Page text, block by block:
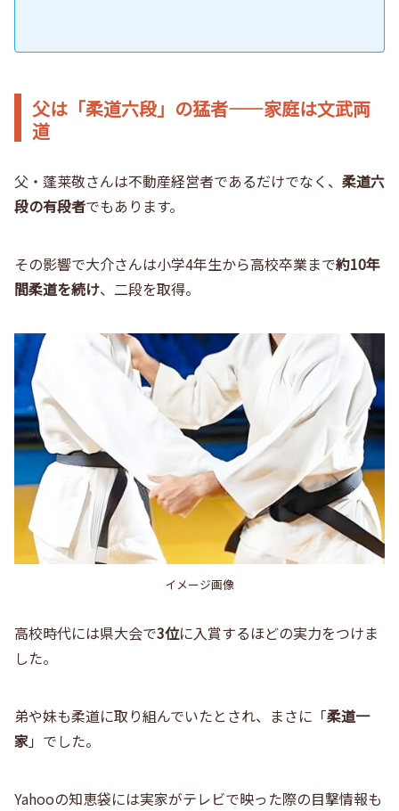
父は「柔道六段」の猛者――家庭は文武両
道
父・蓬莱敬さんは不動産経営者であるだけでなく、 柔道六
段の有段者でもあります。
その影響で大介さんは小学4年生から高校卒業まで約10年
間柔道を続け、二段を取得。
イメージ画像
高校時代には県大会で3位に入賞するほどの実力をつけま
した。
弟や妹も柔道に取り組んでいたとされ、まさに「柔道一
家」でした。
Yahooの知恵袋には実家がテレビで映った際の目撃情報も